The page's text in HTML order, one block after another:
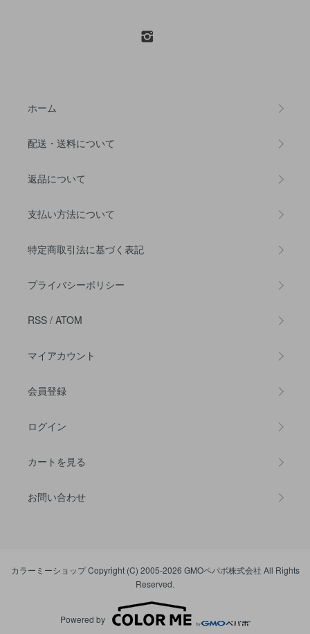
ホーム
配送・送料について
返品について
支払い方法について
特定商取引法に基づく表記
プライバシーポリシー
RSS / ATOM
マイアカウント
会員登録
ログイン
カートを見る
お問い合わせ
カラーミーショップCopyright (C) 2005-2026 GMOペパボ株式会社 All Rights
Reserved.
Powered by